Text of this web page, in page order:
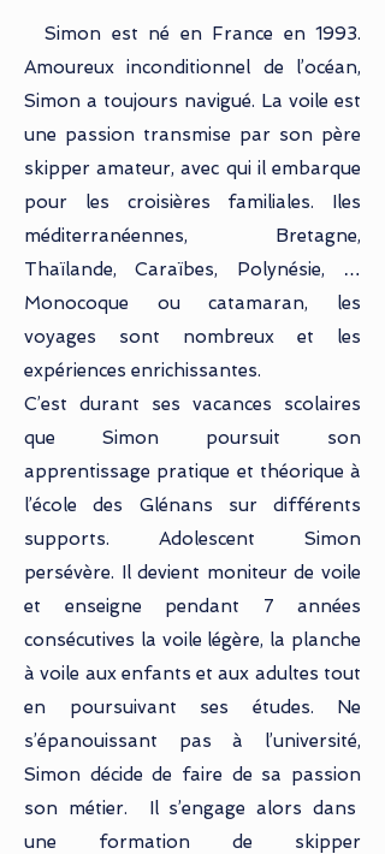
Simon est né en France en 1993.
Amoureux inconditionnel de l’océan,
Simon a toujours navigué. La voile est
une passion transmise par son père
skipper amateur, avec qui il embarque
pour les croisières familiales. Iles
méditerranéennes, Bretagne,
Thaïlande, Caraïbes, Polynésie, …
Monocoque ou catamaran, les
voyages sont nombreux et les
expériences enrichissantes.
C’est durant ses vacances scolaires
que Simon poursuit son
apprentissage pratique et théorique à
l’école des Glénans sur différents
supports. Adolescent Simon
persévère. Il devient moniteur de voile
et enseigne pendant 7 années
consécutives la voile légère, la planche
à voile aux enfants et aux adultes tout
en poursuivant ses études. Ne
s’épanouissant pas à l’université,
Simon décide de faire de sa passion
son métier. Il s’engage alors dans
une formation de skipper